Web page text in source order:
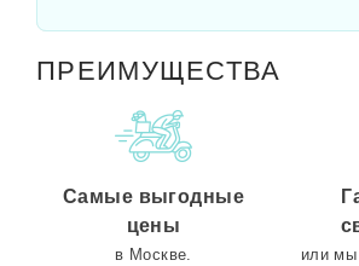
ПРЕИМУЩЕСТВА
Самые выгодные
цены
в Москве. или мы